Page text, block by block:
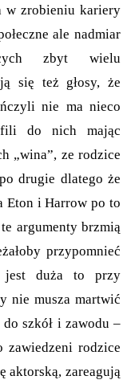
w zrobieniu kariery
ale nadmiar
zbyt wielu
się też głosy, że
nie ma nieco
do nich mając
„wina”, ze rodzice
drugie dlatego że
Eton i Harrow po to
argumenty brzmią
przypomnieć
jest duża to przy
nie musza martwić
szkół i zawodu –
zawiedzeni rodzice
aktorską, zareagują